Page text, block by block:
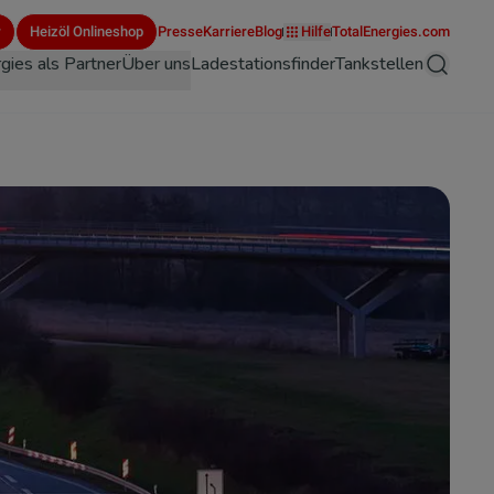
als PartnerÜber unsLadestationsfinderTankstellen Suche
Heizöl Onlineshop PresseKarriereBlog HilfeTotalEnergies.com